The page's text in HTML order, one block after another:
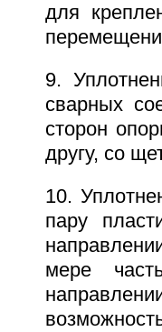
для
9.
сварных
сторон
другу, со
10.
пару
мере